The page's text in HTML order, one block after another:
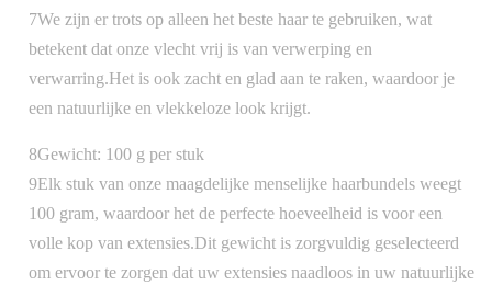
7We zijn er trots op alleen het beste haar te gebruiken, wat
betekent dat onze vlecht vrij is van verwerping en
verwarring.Het is ook zacht en glad aan te raken, waardoor je
een natuurlijke en vlekkeloze look krijgt.
8Gewicht: 100 g per stuk
9Elk stuk van onze maagdelijke menselijke haarbundels weegt
100 gram, waardoor het de perfecte hoeveelheid is voor een
volle kop van extensies.Dit gewicht is zorgvuldig geselecteerd
om ervoor te zorgen dat uw extensies naadloos in uw natuurlijke